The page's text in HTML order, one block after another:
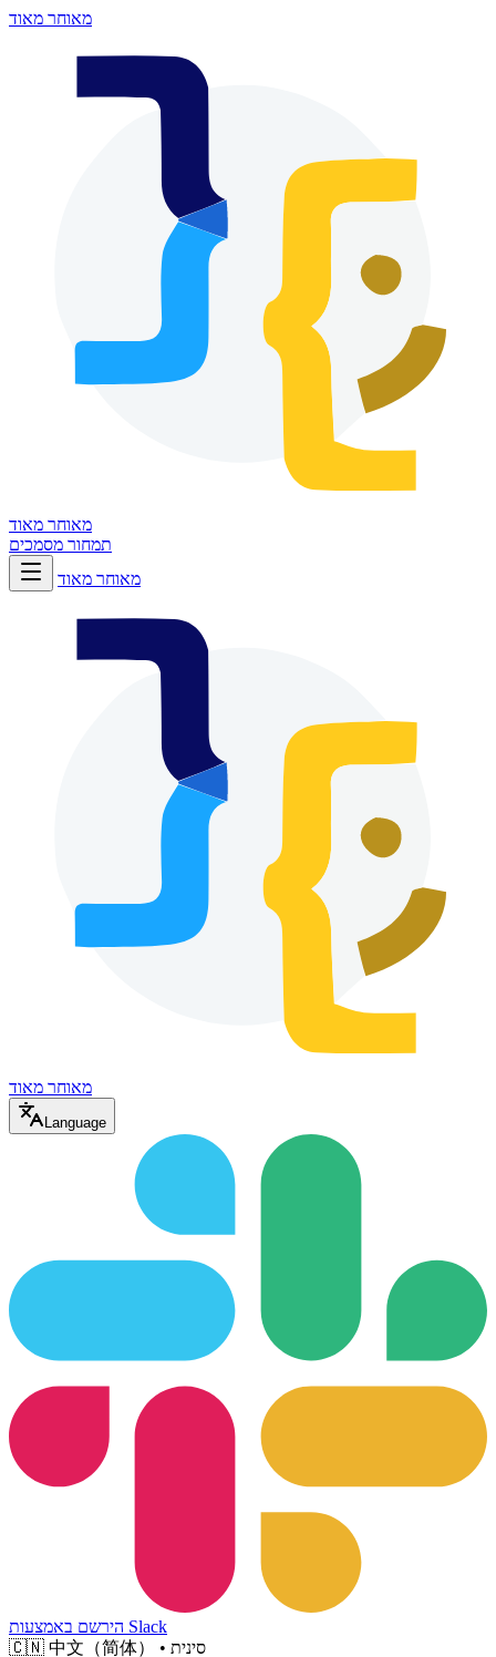
מאוחר מאוד
מאוחר מאוד
תמחור מסמכים
מאוחר מאוד
מאוחר מאוד
Language
הירשם באמצעות Slack
🇨🇳
中文（简体） • סינית